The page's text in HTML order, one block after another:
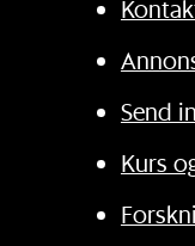
Send
Kurs